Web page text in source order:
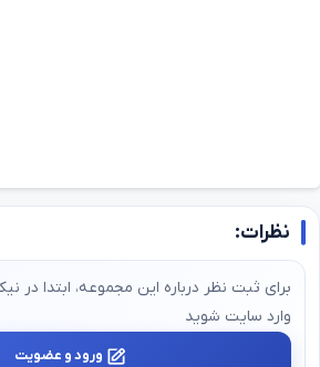
نظرات:
برای ثبت نظر درباره این مجموعه، ابتدا در
وارد سایت شوید
ورود و عضویت